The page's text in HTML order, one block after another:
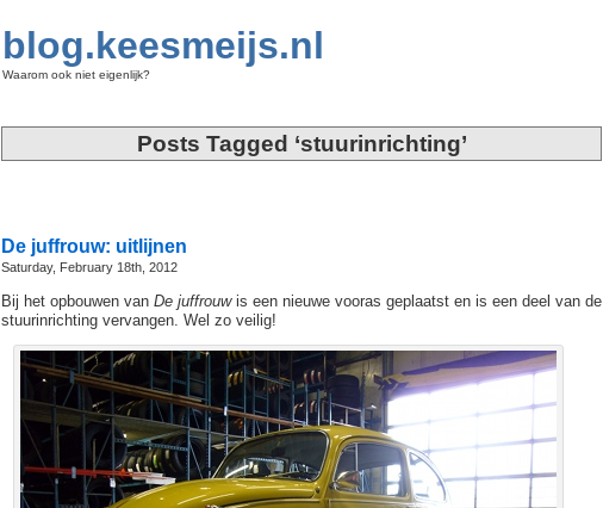
blog.keesmeijs.nl
Waarom ook niet eigenlijk?
Posts Tagged ‘stuurinrichting’
De juffrouw: uitlijnen
Saturday, February 18th, 2012
Bij het opbouwen van De juffrouwis een nieuwe vooras geplaatst en is een deel van de
stuurinrichting vervangen. Wel zo veilig!